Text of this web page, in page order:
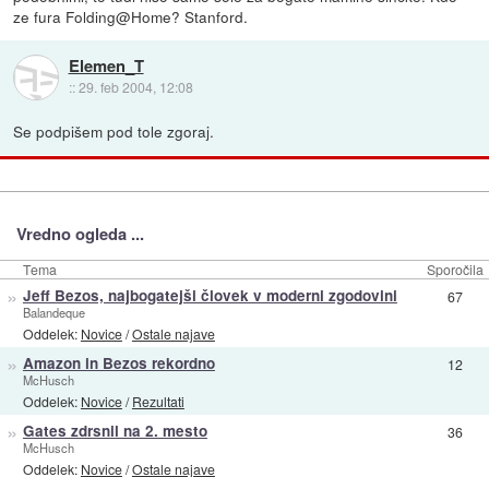
ze fura Folding@Home? Stanford.
Elemen_T
::29. feb 2004, 12:08
Se podpišem pod tole zgoraj.
Vredno ogleda ...
Tema Sporočila
» Jeff Bezos, najbogatejši človek v moderni zgodovini
Balandeque
Oddelek: Novice/Ostale najave
67
» Amazon in Bezos rekordno
McHusch
Oddelek: Novice/Rezultati
12
» Gates zdrsnil na 2. mesto
McHusch
Oddelek: Novice/Ostale najave
36